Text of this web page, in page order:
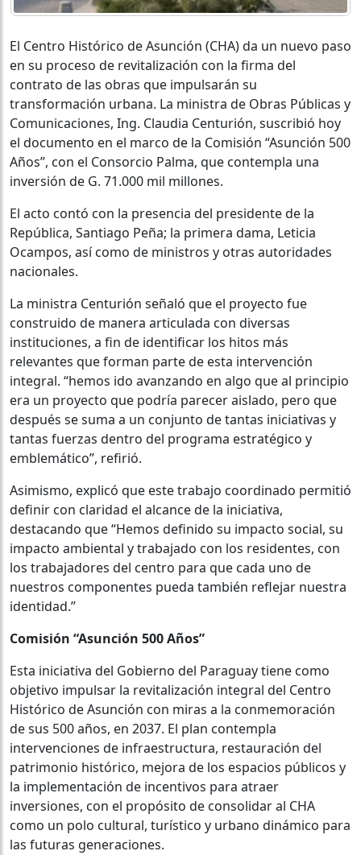
El Centro Histórico de Asunción (CHA) da un nuevo paso
en su proceso de revitalización con la firma del
contrato de las obras que impulsarán su
transformación urbana. La ministra de Obras Públicas y
Comunicaciones, Ing. Claudia Centurión, suscribió hoy
el documento en el marco de la Comisión “Asunción 500
Años”, con el Consorcio Palma, que contempla una
inversión de G. 71.000 mil millones.
El acto contó con la presencia del presidente de la
República, Santiago Peña; la primera dama, Leticia
Ocampos, así como de ministros y otras autoridades
nacionales.
La ministra Centurión señaló que el proyecto fue
construido de manera articulada con diversas
instituciones, a fin de identificar los hitos más
relevantes que forman parte de esta intervención
integral. “hemos ido avanzando en algo que al principio
era un proyecto que podría parecer aislado, pero que
después se suma a un conjunto de tantas iniciativas y
tantas fuerzas dentro del programa estratégico y
emblemático”, refirió.
Asimismo, explicó que este trabajo coordinado permitió
definir con claridad el alcance de la iniciativa,
destacando que “Hemos definido su impacto social, su
impacto ambiental y trabajado con los residentes, con
los trabajadores del centro para que cada uno de
nuestros componentes pueda también reflejar nuestra
identidad.”
Comisión “Asunción 500 Años”
Esta iniciativa del Gobierno del Paraguay tiene como
objetivo impulsar la revitalización integral del Centro
Histórico de Asunción con miras a la conmemoración
de sus 500 años, en 2037. El plan contempla
intervenciones de infraestructura, restauración del
patrimonio histórico, mejora de los espacios públicos y
la implementación de incentivos para atraer
inversiones, con el propósito de consolidar al CHA
como un polo cultural, turístico y urbano dinámico para
las futuras generaciones.